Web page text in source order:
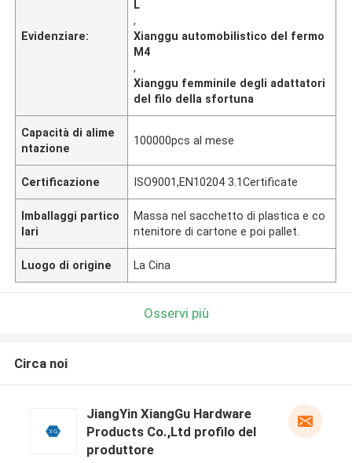
Evidenziare:
L
,
Xianggu automobilistico del fermo
M4
,
Xianggu femminile degli adattatori
del filo della sfortuna
Capacità di alime
ntazione
100000pcs al mese
Certificazione ISO9001,EN10204 3.1Certificate
Imballaggi partico
lari
Massa nel sacchetto di plastica e co
ntenitore di cartone e poi pallet.
Luogo di origine La Cina
Osservi più
Circa noi
JiangYin XiangGu Hardware
Products Co.,Ltd profilo del
produttore